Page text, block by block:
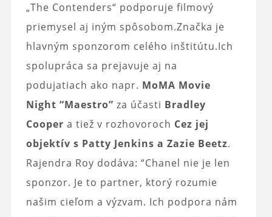
„The Contenders“ podporuje filmový
priemysel aj iným spôsobom.Značka je
hlavným sponzorom celého inštitútu.Ich
spolupráca sa prejavuje aj na
podujatiach ako napr. MoMA Movie
Night “Maestro” za účasti Bradley
Cooper a tiež v rozhovoroch Cez jej
objektív s Patty Jenkins a Zazie Beetz.
Rajendra Roy dodáva: “Chanel nie je len
sponzor. Je to partner, ktorý rozumie
našim cieľom a výzvam. Ich podpora nám